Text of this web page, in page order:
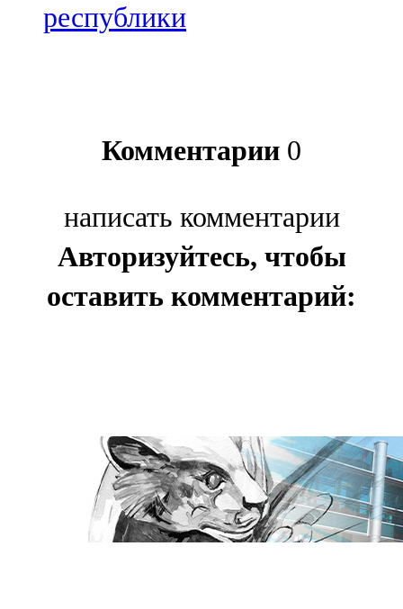
республики
Комментарии 0
написать комментарии
Авторизуйтесь, чтобы
оставить комментарий: